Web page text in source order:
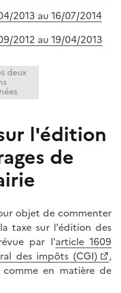
2013 au 16/07/2014
2012 au 19/04/2013
deux
l'édition
de
objet de commenter
taxe sur l'édition des
par l'article 1609
des impôts (CGI)
,
en matière de